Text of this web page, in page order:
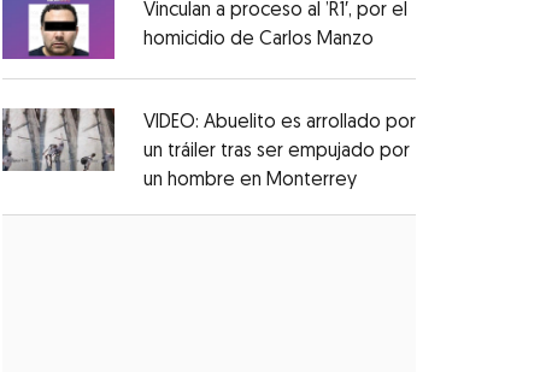
Opens in new window
Vinculan a proceso al ’R1′, por el
homicidio de Carlos Manzo
Opens in new window
VIDEO: Abuelito es arrollado por
un tráiler tras ser empujado por
un hombre en MonterreyOpens in new